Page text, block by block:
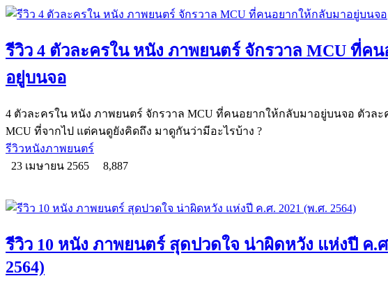
รีวิว 4 ตัวละครใน หนัง ภาพยนตร์ จักรวาล MCU ที่ค
อยู่บนจอ
4 ตัวละครใน หนัง ภาพยนตร์ จักรวาล MCU ที่คนอยากให้กลับมาอยู่บนจอ ตัวล
MCU ที่จากไป แต่คนดูยังคิดถึง มาดูกันว่ามีอะไรบ้าง ?
รีวิวหนังภาพยนตร์
23 เมษายน 2565
8,887
รีวิว 10 หนัง ภาพยนตร์ สุดปวดใจ น่าผิดหวัง แห่งปี ค.ศ
2564)